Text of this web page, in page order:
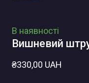
В наявності
Вишневий
₴330,00 UAH